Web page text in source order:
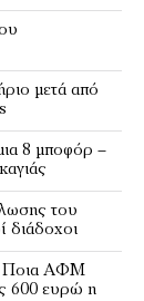
μετά από
8 μποφόρ –
του
διάδοχοι
Ποια ΑΦΜ
600 ευρώ η